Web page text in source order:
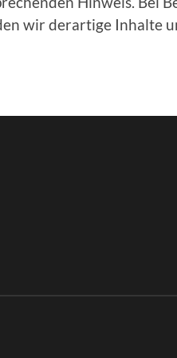
wir derartige Inhalte